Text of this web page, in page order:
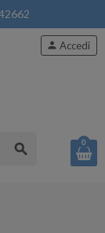
search
person Accedi
0